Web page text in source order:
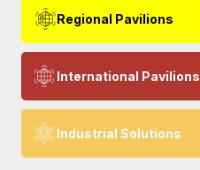
Regional Pavilions
International Pavilions
Industrial Solutions